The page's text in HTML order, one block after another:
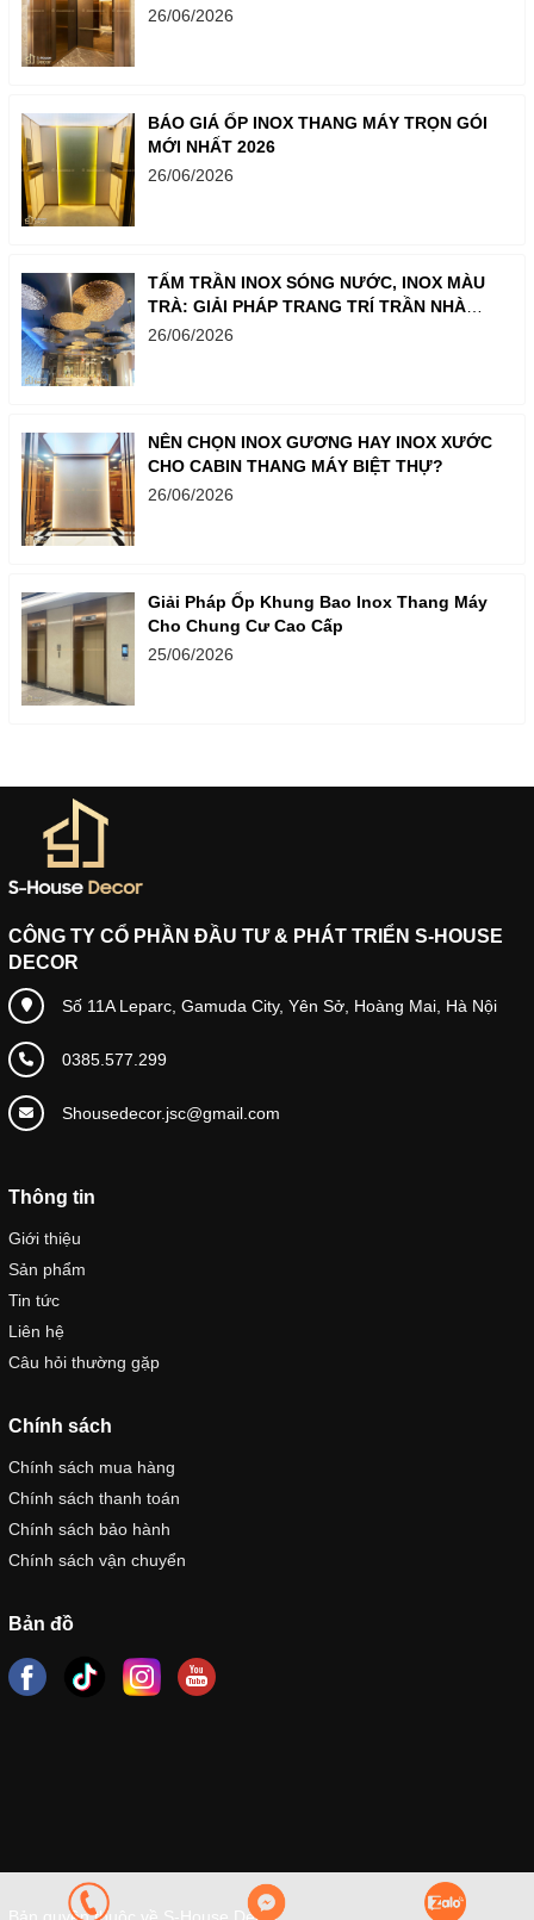
GIAN CHỈ TRONG MỘT BƯỚC
26/06/2026
BÁO GIÁ ỐP INOX THANG MÁY TRỌN GÓI
MỚI NHẤT 2026
26/06/2026
TẤM TRẦN INOX SÓNG NƯỚC, INOX MÀU
TRÀ: GIẢI PHÁP TRANG TRÍ TRẦN NHÀ
SANG TRỌNG
26/06/2026
NÊN CHỌN INOX GƯƠNG HAY INOX XƯỚC
CHO CABIN THANG MÁY BIỆT THỰ?
26/06/2026
Giải Pháp Ốp Khung Bao Inox Thang Máy
Cho Chung Cư Cao Cấp
25/06/2026
CÔNG TY CỔ PHẦN ĐẦU TƯ & PHÁT TRIỂN S-HOUSE
DECOR
Số 11A Leparc, Gamuda City, Yên Sở, Hoàng Mai, Hà Nội
0385.577.299
Shousedecor.jsc@gmail.com
Thông tin
Giới thiệu
Sản phẩm
Tin tức
Liên hệ
Câu hỏi thường gặp
Chính sách
Chính sách mua hàng
Chính sách thanh toán
Chính sách bảo hành
Chính sách vận chuyển
Bản đồ
Bản quyền thuộc về S-House Decor.